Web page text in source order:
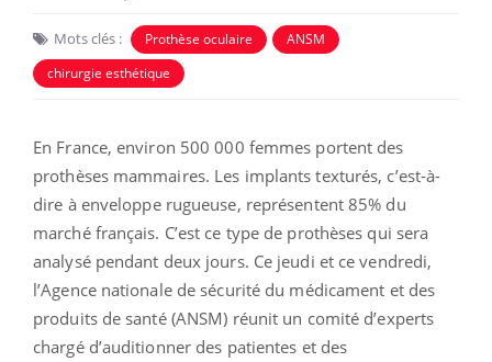
Mots clés : Prothèse oculaire
ANSM
chirurgie esthétique
En France, environ 500 000 femmes portent des
prothèses mammaires. Les implants texturés, c’est-à-
dire à enveloppe rugueuse, représentent 85% du
marché français. C’est ce type de prothèses qui sera
analysé pendant deux jours. Ce jeudi et ce vendredi,
l’Agence nationale de sécurité du médicament et des
produits de santé (ANSM) réunit un comité d’experts
chargé d’auditionner des patientes et des